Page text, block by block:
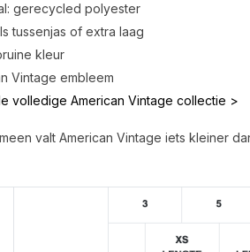
gerecycled polyester
tussenjas of extra laag
kleur
Vintage embleem
volledige American Vintage collectie >
valt American Vintage iets kleiner